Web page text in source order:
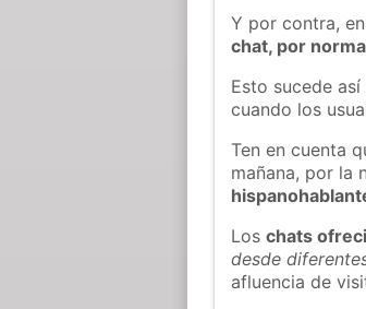
Y por contra,
chat, por
Esto sucede
cuando los
Ten en cuenta
mañana, por la
Loschats
desde
afluencia de